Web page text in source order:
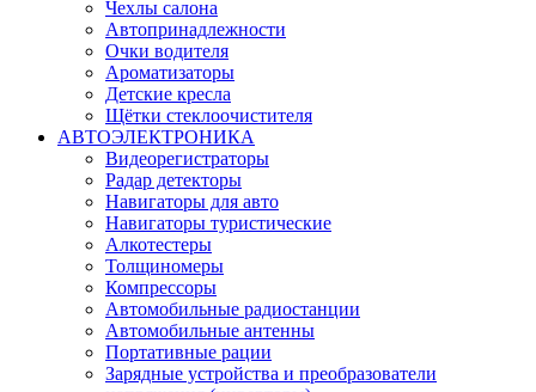
Чехлы салона
Автопринадлежности
Очки водителя
Ароматизаторы
Детские кресла
Щётки стеклоочистителя
АВТОЭЛЕКТРОНИКА
Видеорегистраторы
Радар детекторы
Навигаторы для авто
Навигаторы туристические
Алкотестеры
Толщиномеры
Компрессоры
Автомобильные радиостанции
Автомобильные антенны
Портативные рации
Зарядные устройства и преобразователи